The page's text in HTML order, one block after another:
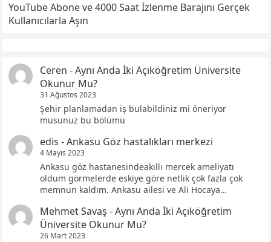
YouTube Abone ve 4000 Saat İzlenme Barajını Gerçek
Kullanıcılarla Aşın
Ceren -Aynı Anda İki Açıköğretim Üniversite
Okunur Mu?
31 Ağustos 2023
Şehir planlamadan iş bulabildiniz mi öneriyor
musunuz bu bölümü
edis -Ankasu Göz hastalıkları merkezi
4 Mayıs 2023
Ankasu göz hastanesindeakıllı mercek ameliyatı
oldum görmelerde eskiye göre netlik çok fazla çok
memnun kaldım. Ankasu ailesi ve Ali Hocaya…
Mehmet Savaş -Aynı Anda İki Açıköğretim
Üniversite Okunur Mu?
26 Mart 2023